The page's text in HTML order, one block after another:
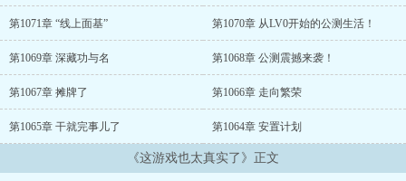
第1071章 “线上面基” 第1070章 从LV0开始的公测生活！
第1069章 深藏功与名 第1068章 公测震撼来袭！
第1067章 摊牌了 第1066章 走向繁荣
第1065章 干就完事儿了 第1064章 安置计划
《这游戏也太真实了》正文